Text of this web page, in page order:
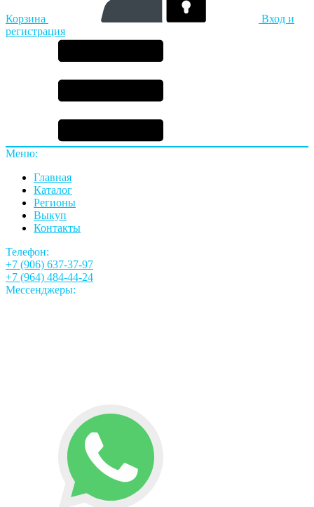
Корзина
Вход и
регистрация
Меню:
Главная
Каталог
Регионы
Выкуп
Контакты
Телефон:
+7 (906) 637-37-97
+7 (964) 484-44-24
Мессенджеры: